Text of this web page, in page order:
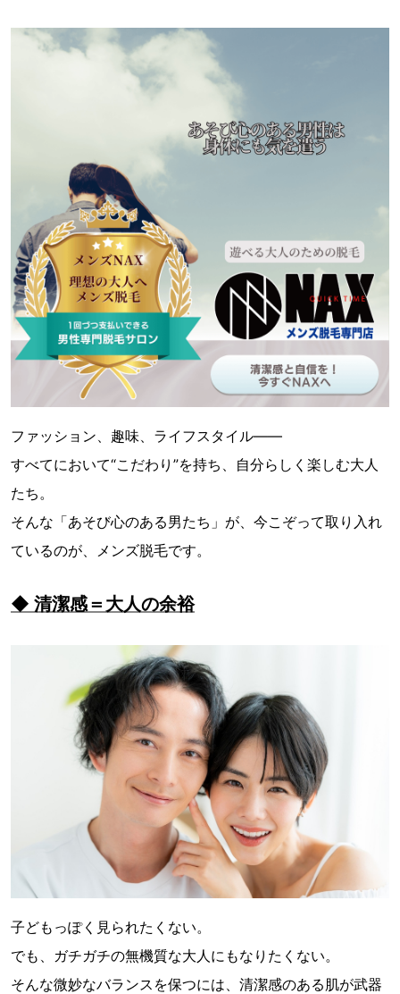
ファッション、趣味、ライフスタイル——
すべてにおいて“こだわり”を持ち、自分らしく楽しむ大人
たち。
そんな「あそび心のある男たち」が、今こぞって取り入れ
ているのが、メンズ脱毛です。
◆ 清潔感＝大人の余裕
子どもっぽく見られたくない。
でも、ガチガチの無機質な大人にもなりたくない。
そんな微妙なバランスを保つには、清潔感のある肌が武器